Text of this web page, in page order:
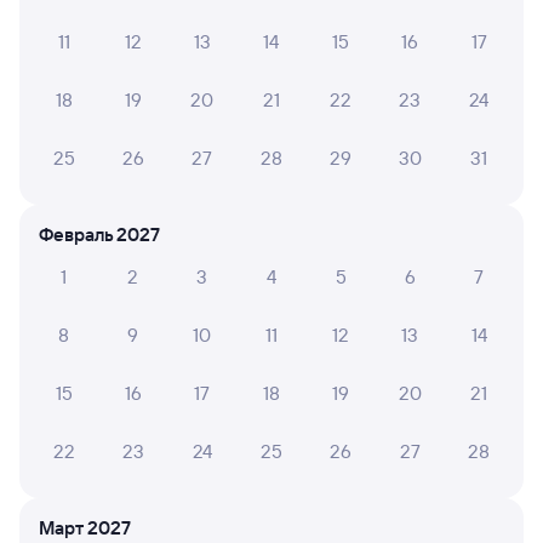
05 августа 2026 • Поезд 002Э «Россия»
туалет только. очень не удобно.
Александр Т.
05 августа 2026 • Поезд 002Э «Россия»
ЛИАНА Т.
Приятное и впечатление и поездка. Спасибо большое
11 12 13 14 15 16 17
18 19 20 21 22 23 24
25 26 27 28 29 30 31
Февраль 2027
1
2 3 4 5 6 7
8 9 10 11 12 13 14
15 16 17 18 19 20 21
22 23 24 25 26 27 28
Март 2027